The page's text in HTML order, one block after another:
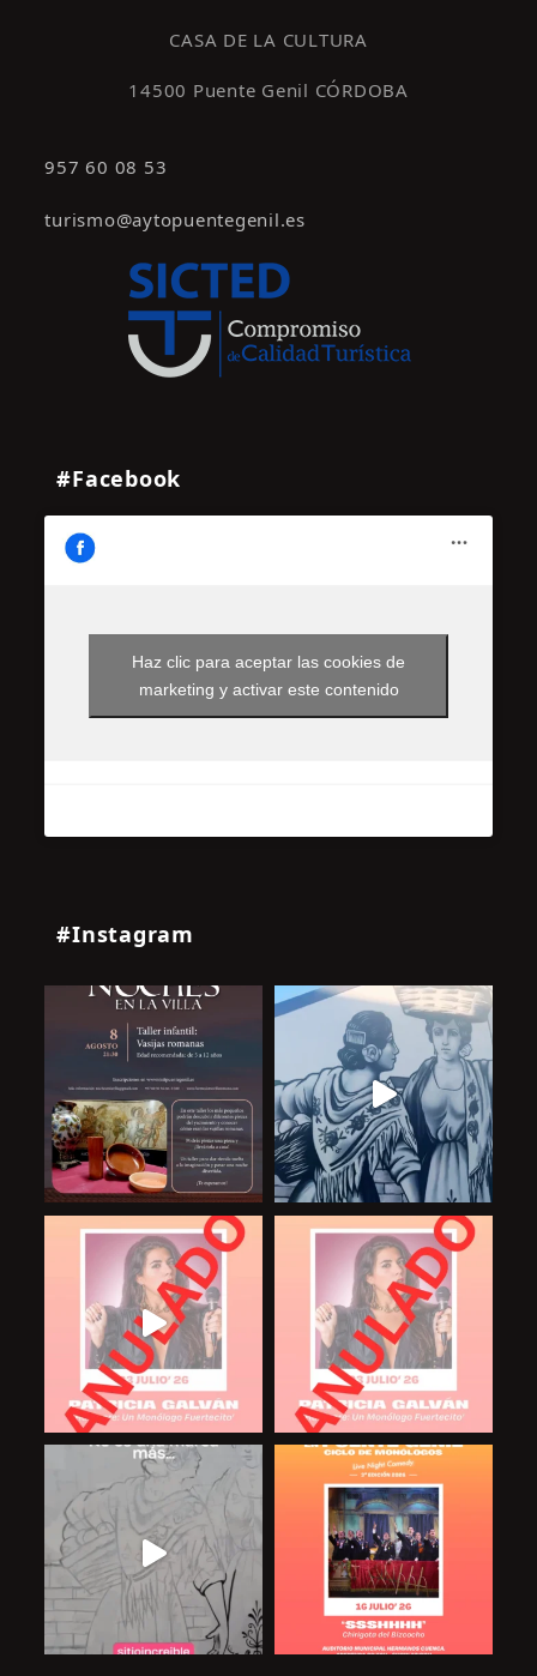
CASA DE LA CULTURA
14500 Puente Genil CÓRDOBA
957 60 08 53
turismo@aytopuentegenil.es
#Facebook
Haz clic para aceptar las cookies de
marketing y activar este contenido
#Instagram